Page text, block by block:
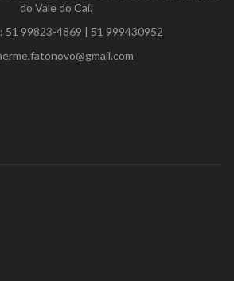
do Vale do Caí.
51 99823-4869 | 51 999430952